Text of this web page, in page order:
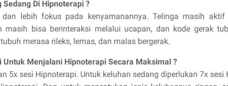
Di Hipnoterapi ?
lebih fokus pada kenyamanannya. Telinga masih aktif
masih bisa berinteraksi melalui ucapan, dan kode gerak
merasa rileks, lemas, dan malas bergerak.
Untuk Menjalani Hipnoterapi Secara Maksimal ?
5x sesi Hipnoterapi. Untuk keluhan sedang diperlukan 7x sesi